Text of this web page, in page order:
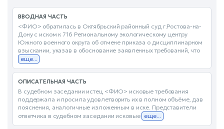
ВВОДНАЯ ЧАСТЬ
<ФИО> обратилась в Октябрьский районный суд г.Ростова-на-
Дону с иском к 716 Региональному экологическому центру
Южного военного округа об отмене приказа о дисциплинарном
взыскании, указав в обоснование заявленных требований, что
еще...
ОПИСАТЕЛЬНАЯ ЧАСТЬ
В судебном заседании истец <ФИО> исковые требования
поддержала и просила удовлетворить их в полном объёме, дав
пояснения, аналогичные изложенным в иске. Представители
ответчика в судебном заседании исковые еще...